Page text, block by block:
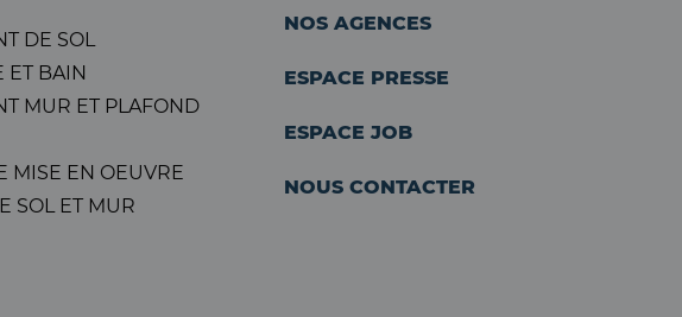
DE SOL
ET BAIN
MUR ET PLAFOND
MISE EN OEUVRE
SOL ET MUR
NOS AGENCES
ESPACE PRESSE
ESPACE JOB
NOUS CONTACTER